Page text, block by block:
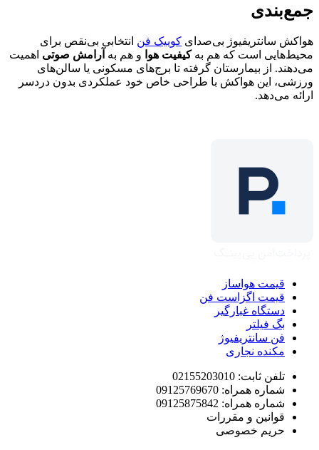
جمع‌بندی
هواکش سانتریفیوژ بی‌صدای کوییک فن انتخابی بی‌نقص برای
محیط‌هایی است که هم به کیفیت هوا و هم به آرامش صوتی اهمیت
می‌دهند. از بیمارستان گرفته تا برج‌های مسکونی یا سالن‌های
ورزشی، این هواکش با طراحی خاص خود عملکردی بدون دردسر
ارائه می‌دهد.
قیمت هواساز
قیمت اگزاست فن
دستگاه غبارگیر
بگ فیلتر
فن سانتریفیوژ
مکنده نجاری
تلفن ثابت: 02155203010
شماره همراه: 09125769670
شماره همراه: 09125875842
قوانین و مقررات
حریم خصوصی